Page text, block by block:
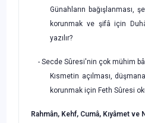
Günahların bağışlanması,
korun­mak ve şifâ için
yazılır?
- Secde Sûresi'nin çok mühim
Kısmetin açılması,
korun­mak için Feth Sûresi
Rahmân, Kehf, Cumâ, Kıyâmet